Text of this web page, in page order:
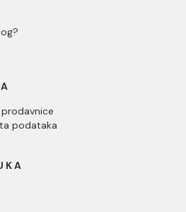
podataka